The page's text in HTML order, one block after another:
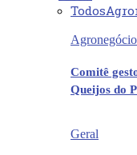
Todos
Agronegócio
Comitê
Queijos do
Geral